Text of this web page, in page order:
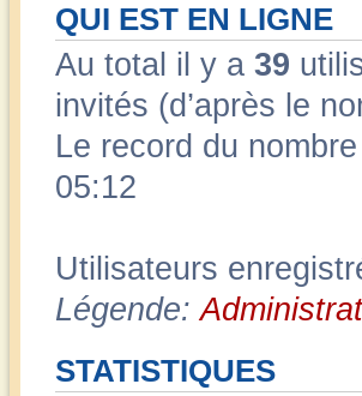
QUI EST EN LIGNE
Au total il y a 39
invités (d’après le
Le record du
05:12
Utilisateurs
Légende:
STATISTIQUES